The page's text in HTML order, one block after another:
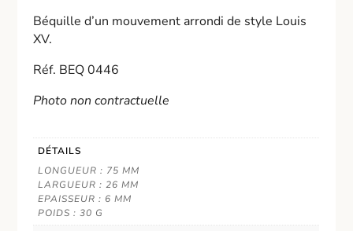
Béquille d’un mouvement arrondi de style Louis
XV.
Réf. BEQ 0446
Photo non contractuelle
DÉTAILS
LONGUEUR : 75 MM
LARGUEUR : 26 MM
EPAISSEUR : 6 MM
POIDS : 30 G